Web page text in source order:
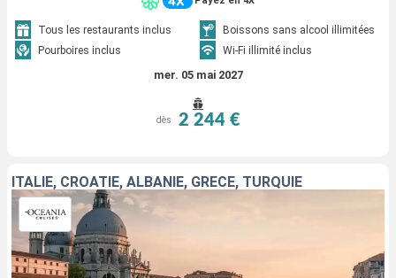
Tous les restaurants inclus
Boissons sans alcool illimitées
Pourboires inclus
Wi-Fi illimité inclus
mer. 05 mai 2027
dès 2 244 €
ITALIE, CROATIE, ALBANIE, GRÈCE, TURQUIE